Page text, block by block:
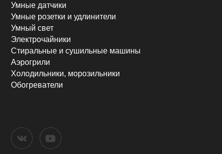
Умные датчики
Умные розетки и удлинители
Умный свет
Электрочайники
Стиральные и сушильные машины
Аэрогрили
Холодильники, морозильники
Обогреватели